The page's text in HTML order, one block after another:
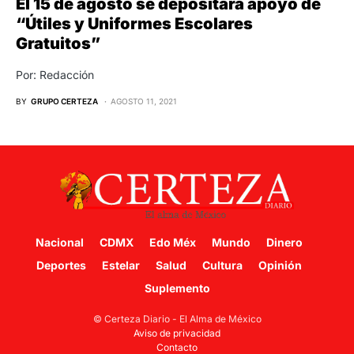
El 15 de agosto se depositará apoyo de
“Útiles y Uniformes Escolares
Gratuitos”
Por: Redacción
BY GRUPO CERTEZA AGOSTO 11, 2021
Nacional CDMX Edo Méx Mundo
Dinero
Deportes
Estelar Salud Cultura
Opinión
Suplemento
© Certeza Diario - El Alma de México
Aviso de privacidad
Contacto